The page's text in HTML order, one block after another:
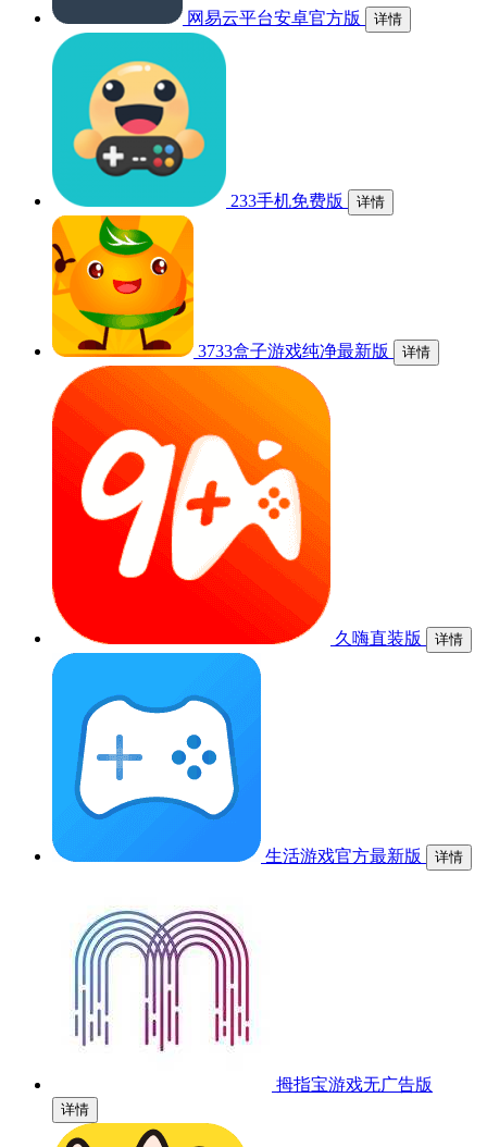
网易云平台安卓官方版 详情
233手机免费版 详情
3733盒子游戏纯净最新版 详情
久嗨直装版 详情
生活游戏官方最新版 详情
拇指宝游戏无广告版
详情